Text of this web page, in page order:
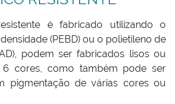
é fabricado utilizando o
(PEBD) ou o polietileno de
podem ser fabricados lisos ou
6 cores, como também pode ser
pigmentação de várias cores ou